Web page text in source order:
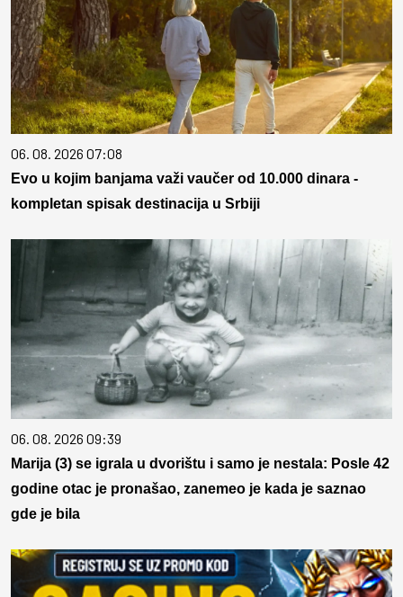
06. 08. 2026 07:08
Evo u kojim banjama važi vaučer od 10.000 dinara -
kompletan spisak destinacija u Srbiji
06. 08. 2026 09:39
Marija (3) se igrala u dvorištu i samo je nestala: Posle 42
godine otac je pronašao, zanemeo je kada je saznao
gde je bila